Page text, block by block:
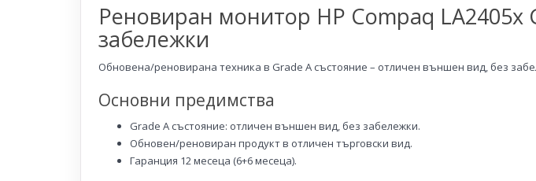
Реновиран монитор HP Compaq LA2405x
забележки
Обновена/реновирана техника в Grade A състояние – отличен външен вид, без
Основни предимства
Grade A състояние: отличен външен вид, без забележки.
Обновен/реновиран продукт в отличен търговски вид.
Гаранция 12 месеца (6+6 месеца).